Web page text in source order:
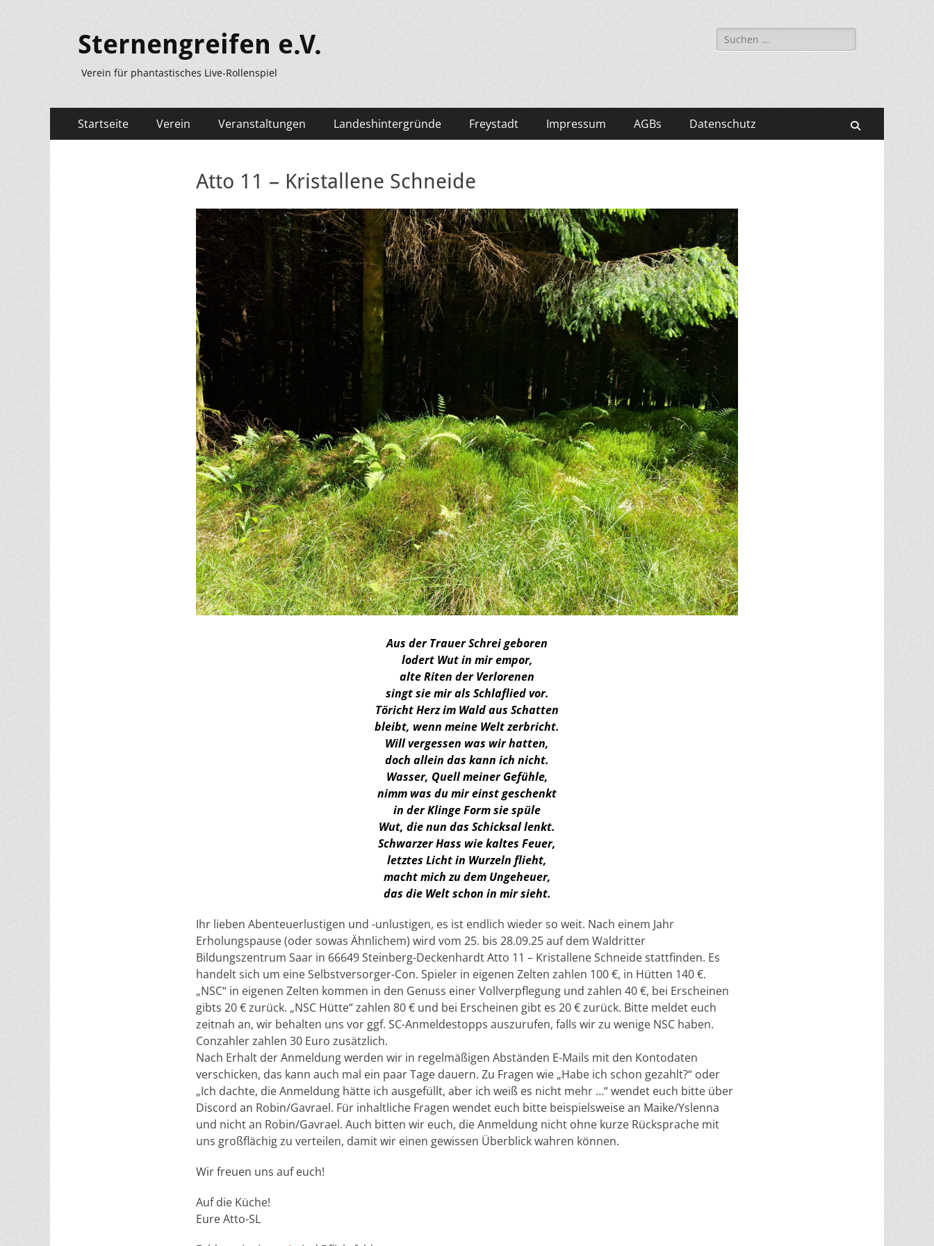
Sternengreifen e.V.
Verein für phantastisches Live-Rollenspiel
Suchen
nach:
Primäres
Menü
Inhalt
Startseite Verein Veranstaltungen Landeshintergründe Freystadt Impressum AGBs Datenschutz
Atto 11 – Kristallene Schneide
Aus der Trauer Schrei geboren
lodert Wut in mir empor,
alte Riten der Verlorenen
singt sie mir als Schlaflied vor.
Töricht Herz im Wald aus Schatten
bleibt, wenn meine Welt zerbricht.
Will vergessen was wir hatten,
doch allein das kann ich nicht.
Wasser, Quell meiner Gefühle,
nimm was du mir einst geschenkt
in der Klinge Form sie spüle
Wut, die nun das Schicksal lenkt.
Schwarzer Hass wie kaltes Feuer,
letztes Licht in Wurzeln flieht,
macht mich zu dem Ungeheuer,
das die Welt schon in mir sieht.
Ihr lieben Abenteuerlustigen und -unlustigen, es ist endlich wieder so weit. Nach einem Jahr
Erholungspause (oder sowas Ähnlichem) wird vom 25. bis 28.09.25 auf dem Waldritter
Bildungszentrum Saar in 66649 Steinberg-Deckenhardt Atto 11 – Kristallene Schneide stattfinden. Es
handelt sich um eine Selbstversorger-Con. Spieler in eigenen Zelten zahlen 100 €, in Hütten 140 €.
„NSC“ in eigenen Zelten kommen in den Genuss einer Vollverpflegung und zahlen 40 €, bei Erscheinen
gibts 20 € zurück. „NSC Hütte“ zahlen 80 € und bei Erscheinen gibt es 20 € zurück. Bitte meldet euch
zeitnah an, wir behalten uns vor ggf. SC-Anmeldestopps auszurufen, falls wir zu wenige NSC haben.
Conzahler zahlen 30 Euro zusätzlich.
Nach Erhalt der Anmeldung werden wir in regelmäßigen Abständen E-Mails mit den Kontodaten
verschicken, das kann auch mal ein paar Tage dauern. Zu Fragen wie „Habe ich schon gezahlt?“ oder
„Ich dachte, die Anmeldung hätte ich ausgefüllt, aber ich weiß es nicht mehr …“ wendet euch bitte über
Discord an Robin/Gavrael. Für inhaltliche Fragen wendet euch bitte beispielsweise an Maike/Yslenna
und nicht an Robin/Gavrael. Auch bitten wir euch, die Anmeldung nicht ohne kurze Rücksprache mit
uns großflächig zu verteilen, damit wir einen gewissen Überblick wahren können.
Wir freuen uns auf euch!
Auf die Küche!
Eure Atto-SL